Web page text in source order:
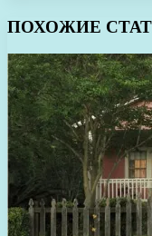
ПОХОЖИЕ